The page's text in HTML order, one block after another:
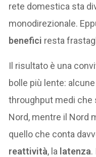
rete domestica sta
monodirezionale.
benefici resta
Il risultato è una
bolle più lente:
throughput medi che
Nord, mentre il Nord
quello che conta
reattività, la latenza.